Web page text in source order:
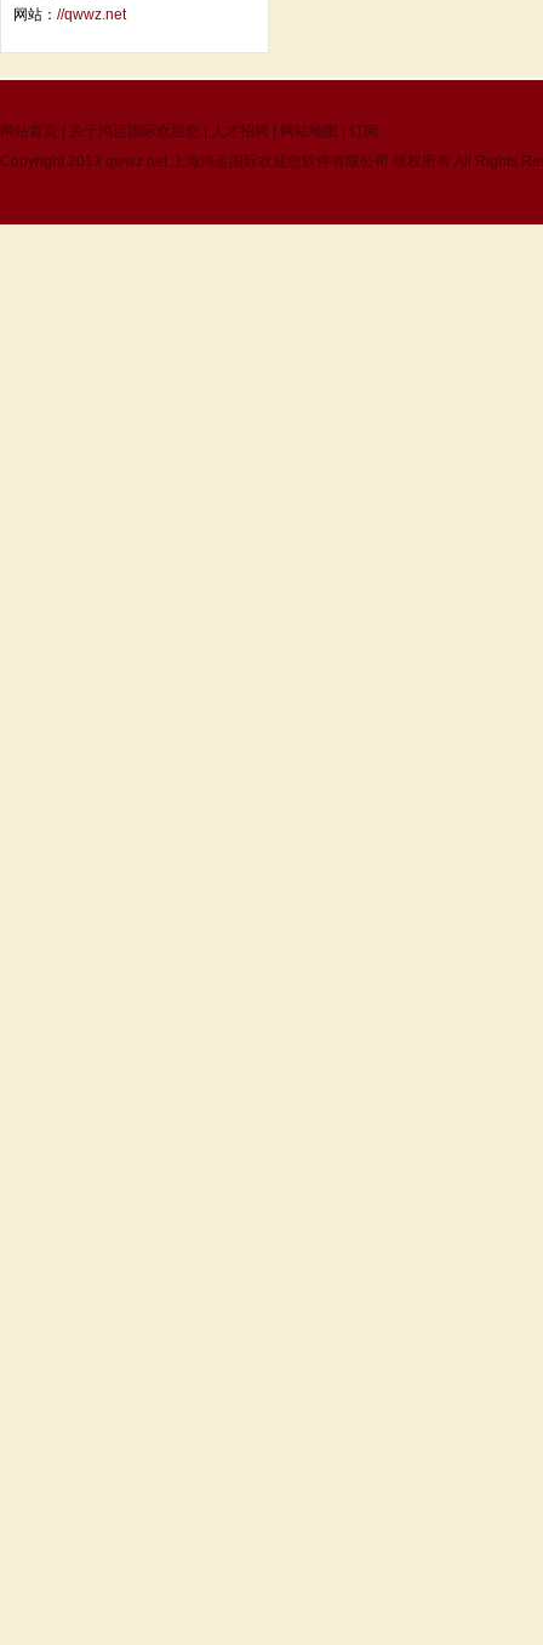
网站： //qwwz.net
网站首页 关于鸿运国际欢迎您 人才招聘 网站地图
订阅
Copyright 2013 qwwz.net 上海鸿运国际欢迎您软件有限公司 版权所有 All Rights